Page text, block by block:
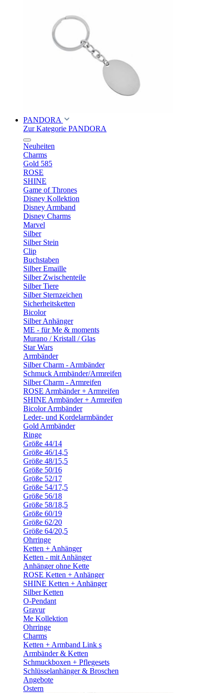
PANDORA
Zur Kategorie PANDORA
Neuheiten
Charms
Gold 585
ROSE
SHINE
Game of Thrones
Disney Kollektion
Disney Armband
Disney Charms
Marvel
Silber
Silber Stein
Clip
Buchstaben
Silber Emaille
Silber Zwischenteile
Silber Tiere
Silber Sternzeichen
Sicherheitsketten
Bicolor
Silber Anhänger
ME - für Me & moments
Murano / Kristall / Glas
Star Wars
Armbänder
Silber Charm - Armbänder
Schmuck Armbänder/Armreifen
Silber Charm - Armreifen
ROSE Armbänder + Armreifen
SHINE Armbänder + Armreifen
Bicolor Armbänder
Leder- und Kordelarmbänder
Gold Armbänder
Ringe
Größe 44/14
Größe 46/14,5
Größe 48/15,5
Größe 50/16
Größe 52/17
Größe 54/17,5
Größe 56/18
Größe 58/18,5
Größe 60/19
Größe 62/20
Größe 64/20,5
Ohrringe
Ketten + Anhänger
Ketten - mit Anhänger
Anhänger ohne Kette
ROSE Ketten + Anhänger
SHINE Ketten + Anhänger
Silber Ketten
O-Pendant
Gravur
Me Kollektion
Ohrringe
Charms
Ketten + Armband Link s
Armbänder & Ketten
Schmuckboxen + Pflegesets
Schlüsselanhänger & Broschen
Angebote
Ostern